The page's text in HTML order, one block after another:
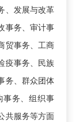
、发展与改革
事务、审计事
贸事务、工商
疫事务、民族
务、群众团体
事务、组织事
共服务等方面